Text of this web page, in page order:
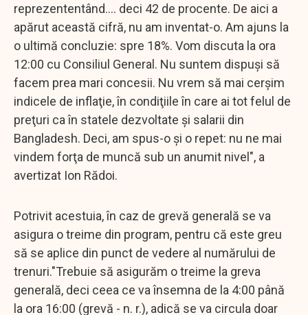
reprezententând.... deci 42 de procente. De aici a
apărut această cifră, nu am inventat-o. Am ajuns la
o ultimă concluzie: spre 18%. Vom discuta la ora
12:00 cu Consiliul General. Nu suntem dispuşi să
facem prea mari concesii. Nu vrem să mai cerşim
indicele de inflaţie, în condiţiile în care ai tot felul de
preţuri ca în statele dezvoltate şi salarii din
Bangladesh. Deci, am spus-o şi o repet: nu ne mai
vindem forţa de muncă sub un anumit nivel", a
avertizat Ion Rădoi.
Potrivit acestuia, în caz de grevă generală se va
asigura o treime din program, pentru că este greu
să se aplice din punct de vedere al numărului de
trenuri."Trebuie să asigurăm o treime la greva
generală, deci ceea ce va însemna de la 4:00 până
la ora 16:00 (grevă - n. r.), adică se va circula doar